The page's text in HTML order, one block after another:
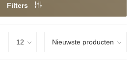
Filters